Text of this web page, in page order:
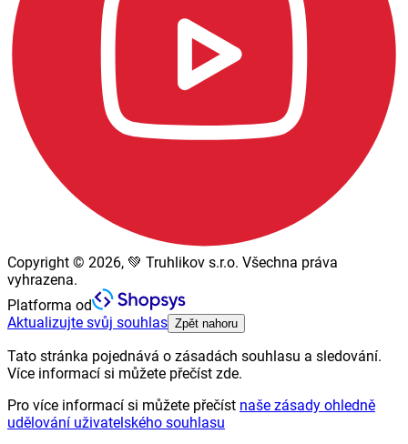
Copyright © 2026, 💚 Truhlikov s.r.o. Všechna práva
vyhrazena.
Platforma od
Aktualizujte svůj souhlas Zpět nahoru
Tato stránka pojednává o zásadách souhlasu a sledování.
Více informací si můžete přečíst zde.
Pro více informací si můžete přečíst naše zásady ohledně
udělování uživatelského souhlasu